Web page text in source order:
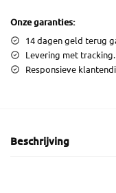
Onze garanties:
14 dagen geld terug
Levering met tracking.
Responsieve
Beschrijving